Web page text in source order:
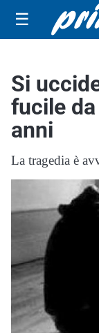
☰
Si
fucile
anni
La tragedia è